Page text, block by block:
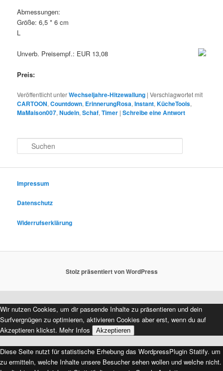
Abmessungen:
Größe: 6,5 * 6 cm
L
Unverb. Preisempf.: EUR 13,08
Preis:
Veröffentlicht unterWechseljahre-Hitzewallung |Verschlagwortet mit
CARTOON,Countdown, ErinnerungRosa,Instant,KücheTools,
MaMaison007,Nudeln,Schaf,Timer |Schreibe eine Antwort
u
e
Impressum
Datenschutz
Widerrufserklärung
Stolz präsentiert von WordPress
Wir nutzen Cookies, um dir passende Inhalte zu präsentieren und dein
Surfvergnügen zu optimieren, aktivieren Cookies aber erst, wenn du auf
Akzeptieren klickst. Mehr Infos Akzeptieren
Diese Seite nutzt für statistische Erhebung das WordpressPlugin Statify. um
zu ermitteln, welche Inhalte unsere Besucher sehen wollen und welche nicht.